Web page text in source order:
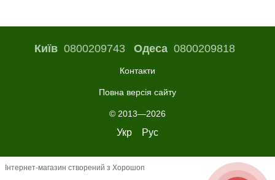
Київ0800209743 Одеса0800209818
Контакти
Повна версія сайту
© 2013—2026
Укр Рус
Інтернет-магазин створений з Хорошоп